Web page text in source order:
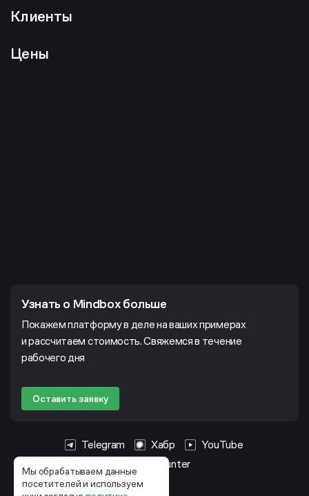
Мы обрабатываем данные
посетителей и используем
Клиенты
Цены
Узнать о Mindbox больше
Покажем платформу в деле на ваших примерах
и рассчитаем стоимость. Свяжемся в течение
рабочего дня
Оставить заявку
Telegram Хабр
YouTube
HeadHunter